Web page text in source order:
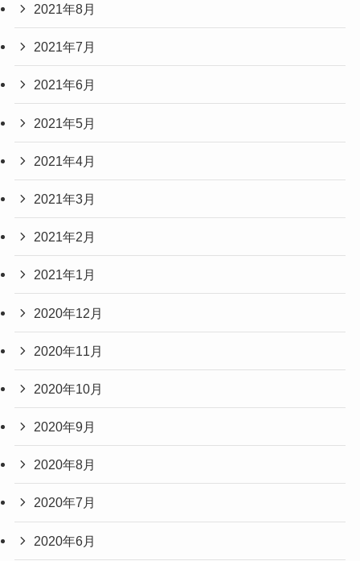
2021年8月
2021年7月
2021年6月
2021年5月
2021年4月
2021年3月
2021年2月
2021年1月
2020年12月
2020年11月
2020年10月
2020年9月
2020年8月
2020年7月
2020年6月